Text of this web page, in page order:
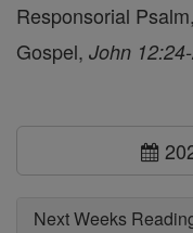
Responsorial Psalm,
Gospel, John
Next Weeks